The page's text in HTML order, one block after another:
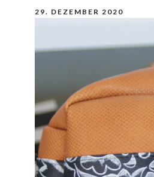
29. DEZEMBER 2020